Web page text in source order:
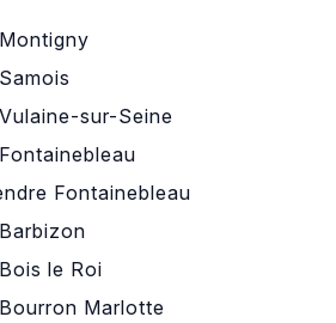
sur-Seine
Fontainebleau
le Roi
Marlotte